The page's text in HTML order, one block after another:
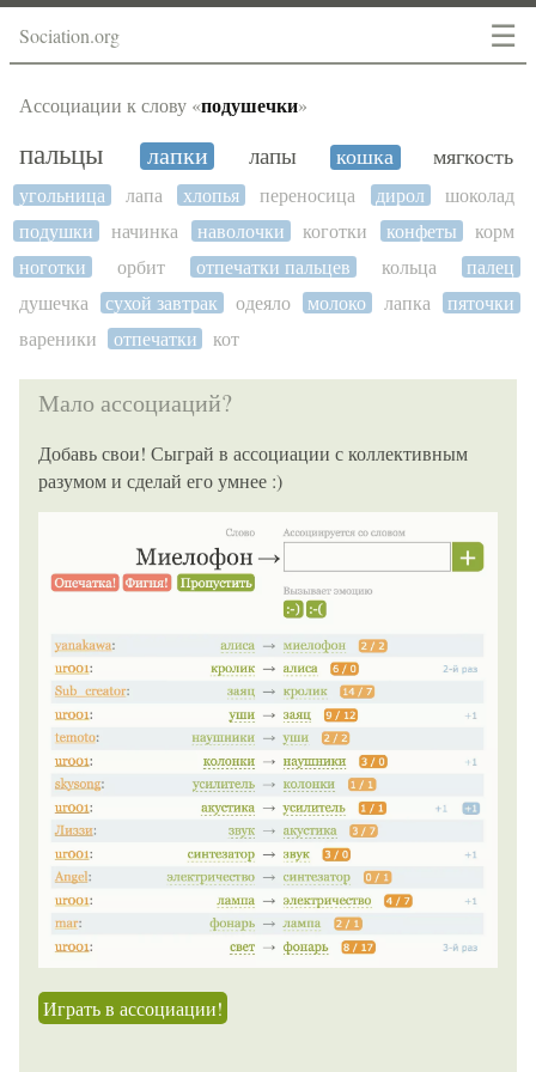
☰
Sociation.org
Ассоциации к слову «подушечки»
пальцы лапки лапы кошка мягкость
угольница лапа хлопья переносица дирол
шоколад
подушки
начинка наволочки коготки конфеты
корм
ноготки
орбит отпечатки пальцев кольца
палец
душечка
сухой завтрак одеяло молоко лапка
пяточки
вареники
отпечатки кот
Мало ассоциаций?
Добавь свои! Сыграй в ассоциации с коллективным
разумом и сделай его умнее :)
Играть в ассоциации!